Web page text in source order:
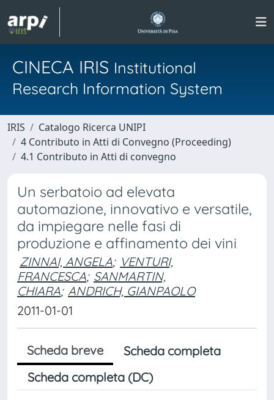
CINECA IRIS Institutional
Research Information System
IRIS
Catalogo Ricerca UNIPI
4 Contributo in Atti di Convegno (Proceeding)
4.1 Contributo in Atti di convegno
Un serbatoio ad elevata
automazione, innovativo e versatile,
da impiegare nelle fasi di
produzione e affinamento dei vini
ZINNAI, ANGELA; VENTURI,
FRANCESCA; SANMARTIN,
CHIARA; ANDRICH, GIANPAOLO
2011-01-01
Scheda breve
Scheda completa
Scheda completa (DC)